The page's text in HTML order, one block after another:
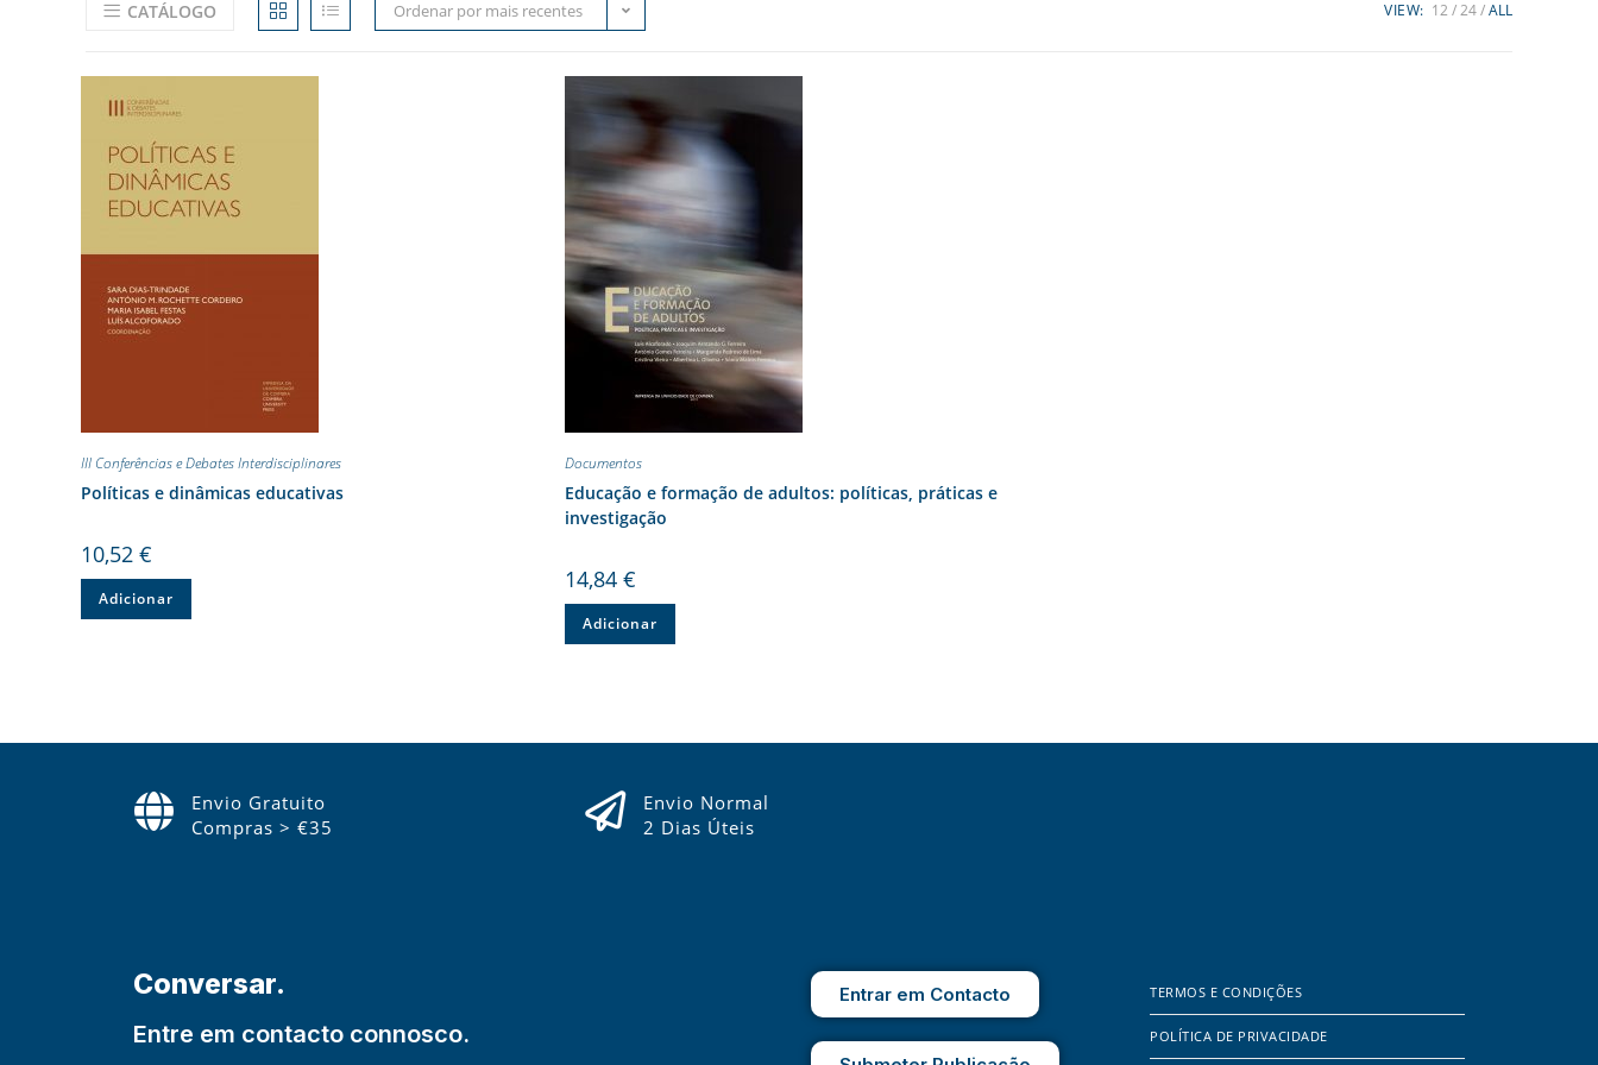
CATÁLOGO Ordenar por mais recentes VIEW: 12 24 ALL
III Conferências e Debates Interdisciplinares
Políticas e dinâmicas educativas
10,52€
Adicionar
Documentos
Educação e formação de adultos: políticas, práticas e
investigação
14,84 €
Adicionar
Envio Gratuito
Compras > €35
Envio Normal
2 Dias Úteis
Conversar.
Entre em contacto connosco.
Entrar em Contacto TERMOS E CONDIÇÕES
POLÍTICA DE PRIVACIDADE